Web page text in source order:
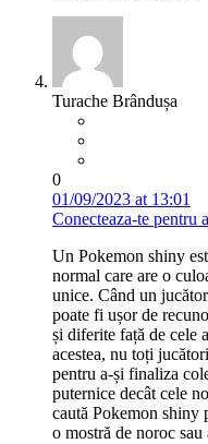
Turache Brândușa
0
01/09/2023 at 13:01
Conecteaza-te pentru
Un Pokemon shiny
normal care are o
unice. Când un
poate fi ușor de
și diferite față de cele
acestea, nu toți
pentru a-și finaliza
puternice decât cele
caută Pokemon shiny
o mostră de noroc